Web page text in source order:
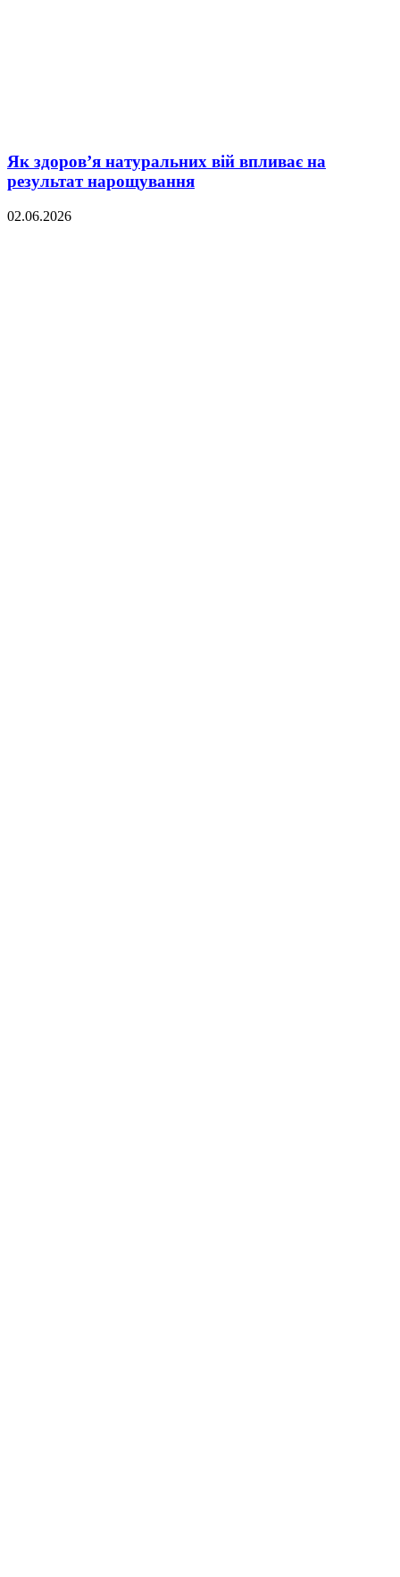
Як здоров’я натуральних вій впливає на
результат нарощування
02.06.2026